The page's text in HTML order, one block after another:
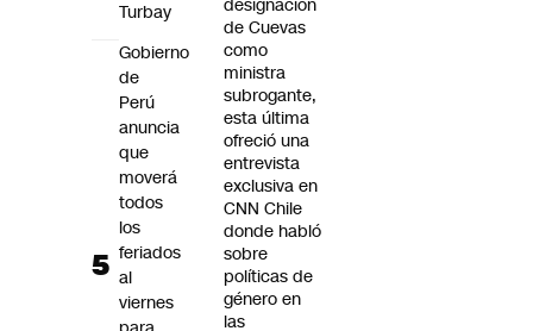
designación
de Cuevas
como
ministra
subrogante,
esta última
ofreció una
entrevista
exclusiva en
CNN Chile
donde habló
sobre
políticas de
género en
las
Turbay
Gobierno
de
Perú
anuncia
que
moverá
todos
los
feriados
al
viernes